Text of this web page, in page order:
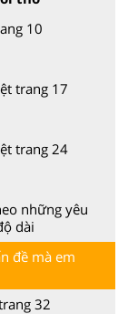
10
trang 17
trang 24
những yêu
dài
đề mà em
32